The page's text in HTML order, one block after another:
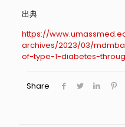
出典
https://
archives/2023/03/
of-type-1-diabetes-
Share